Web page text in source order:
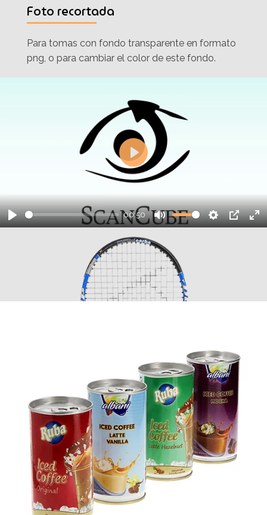
Foto recortada
Para tomas con fondo transparente en formato
png, o para cambiar el color de este fondo.
Play
00:50
Mute Settings
PIP
Play